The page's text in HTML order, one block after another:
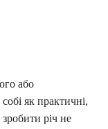
або
як практичні,
річ не